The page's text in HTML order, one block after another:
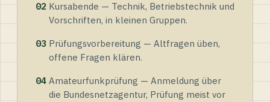
02 Kursabende — Technik, Betriebstechnik und
Vorschriften, in kleinen Gruppen.
03 Prüfungsvorbereitung — Altfragen üben,
offene Fragen klären.
04 Amateurfunkprüfung — Anmeldung über
die Bundesnetzagentur, Prüfung meist vor